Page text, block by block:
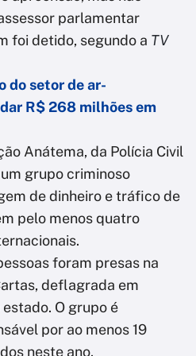
parlamentar
foi detido, segundo a TV
do setor de ar-
R$ 268 milhões em
Anátema, da Polícia Civil
grupo criminoso
de dinheiro e tráfico de
pelo menos quatro
foram presas na
deflagrada em
O grupo é
por ao menos 19
neste ano.